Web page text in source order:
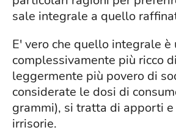
sale integrale a quello
E' vero che quello integrale è
complessivamente più ricco
leggermente più povero di
considerate le dosi di
grammi), si tratta di apporti
irrisorie.